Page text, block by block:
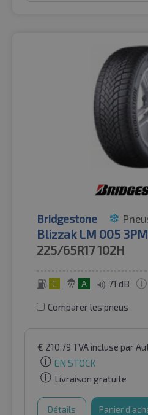
Bridgestone
Blizzak LM 005
225/65R17102H
C A 71 dB
Comparer les pneus
€ 210.79 TVA incluse par
EN STOCK
Livraison gratuite
Détails Panier